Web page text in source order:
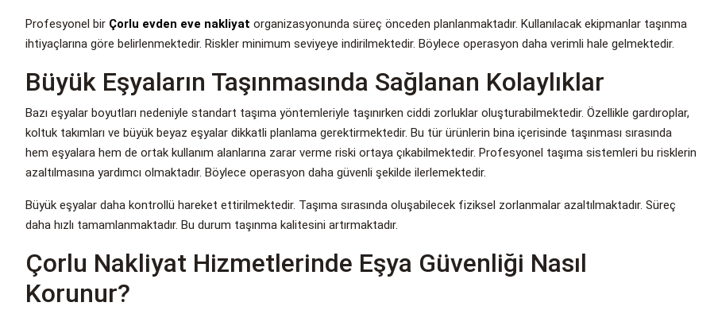
Profesyonel bir Çorlu evden eve nakliyat organizasyonunda süreç önceden planlanmaktadır. Kullanılacak ekipmanlar taşınma
ihtiyaçlarına göre belirlenmektedir. Riskler minimum seviyeye indirilmektedir. Böylece operasyon daha verimli hale gelmektedir.
Büyük Eşyaların Taşınmasında Sağlanan Kolaylıklar
Bazı eşyalar boyutları nedeniyle standart taşıma yöntemleriyle taşınırken ciddi zorluklar oluşturabilmektedir. Özellikle gardıroplar,
koltuk takımları ve büyük beyaz eşyalar dikkatli planlama gerektirmektedir. Bu tür ürünlerin bina içerisinde taşınması sırasında
hem eşyalara hem de ortak kullanım alanlarına zarar verme riski ortaya çıkabilmektedir. Profesyonel taşıma sistemleri bu risklerin
azaltılmasına yardımcı olmaktadır. Böylece operasyon daha güvenli şekilde ilerlemektedir.
Büyük eşyalar daha kontrollü hareket ettirilmektedir. Taşıma sırasında oluşabilecek fiziksel zorlanmalar azaltılmaktadır. Süreç
daha hızlı tamamlanmaktadır. Bu durum taşınma kalitesini artırmaktadır.
Çorlu Nakliyat Hizmetlerinde Eşya Güvenliği Nasıl
Korunur?